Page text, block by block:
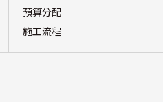
預算分配
施工流程